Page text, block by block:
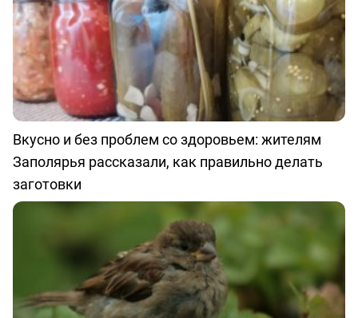
Вкусно и без проблем со здоровьем: жителям
Заполярья рассказали, как правильно делать
заготовки